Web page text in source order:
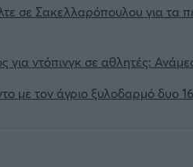
σε Σακελλαρόπουλου για τα
για ντόπινγκ σε αθλητές:
με τον άγριο ξυλοδαρμό